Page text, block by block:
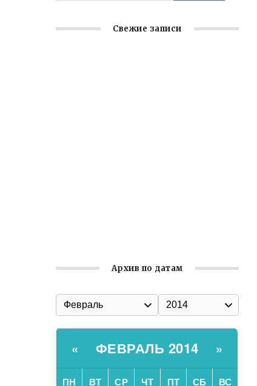
Свежие записи
Архив по датам
« ФЕВРАЛЬ 2014 »
ПН ВТ СР ЧТ ПТ СБ ВС